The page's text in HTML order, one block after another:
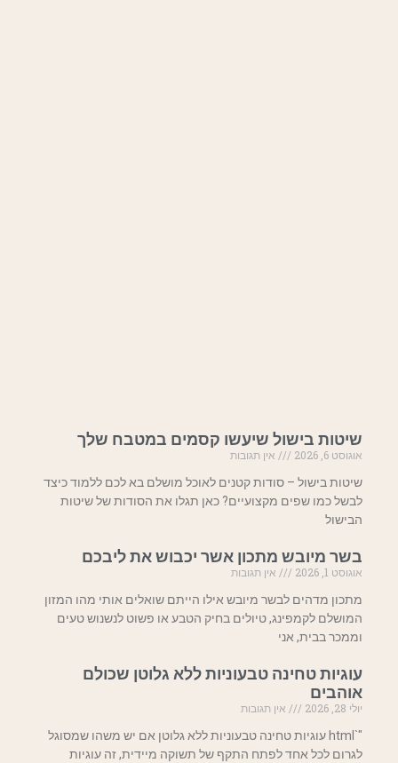
שיטות בישול שיעשו קסמים במטבח שלך
אוגוסט 6, 2026
אין תגובות
שיטות בישול – סודות קטנים לאוכל מושלם בא לכם ללמוד כיצד
לבשל כמו שפים מקצועיים? כאן תגלו את הסודות של שיטות
הבישול
בשר מיובש מתכון אשר יכבוש את ליבכם
אוגוסט 1, 2026
אין תגובות
מתכון מדהים לבשר מיובש אילו הייתם שואלים אותי מהו המזון
המושלם לקמפינג, טיולים בחיק הטבע או פשוט לנשנוש טעים
וממכר בבית, אני
עוגיות טחינה טבעוניות ללא גלוטן שכולם
אוהבים
יולי 28, 2026
אין תגובות
"`html עוגיות טחינה טבעוניות ללא גלוטן אם יש משהו שמסוגל
לגרום לכל אחד לפתח התקף של תשוקה מיידית, זה עוגיות